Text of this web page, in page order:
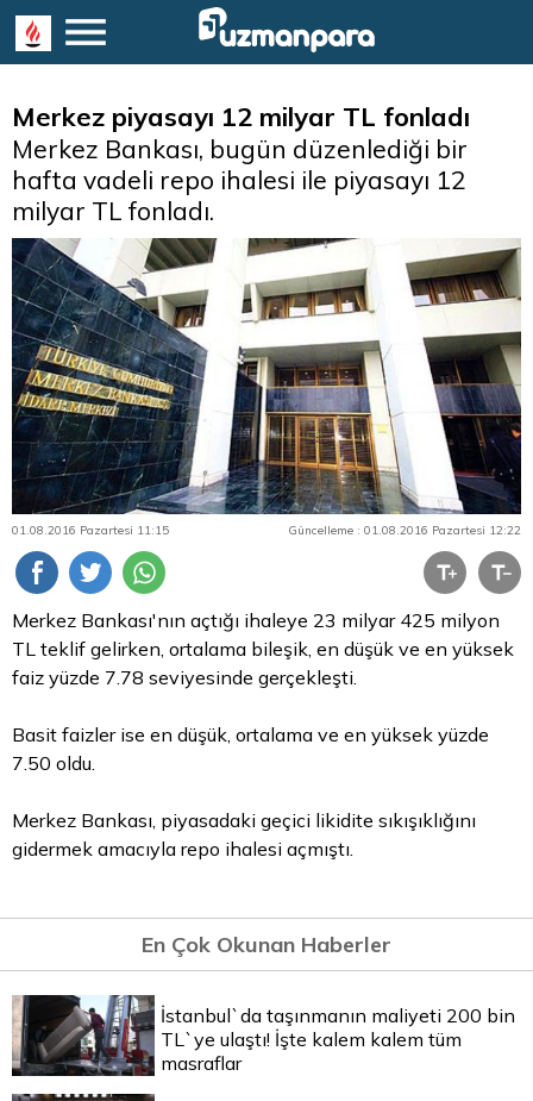
Merkez piyasayı 12 milyar TL fonladı
Merkez Bankası, bugün düzenlediği bir
hafta vadeli repo ihalesi ile piyasayı 12
milyar TL fonladı.
01.08.2016 Pazartesi 11:15 Güncelleme : 01.08.2016 Pazartesi 12:22
Merkez Bankası'nın açtığı ihaleye 23 milyar 425 milyon
TL teklif gelirken, ortalama bileşik, en düşük ve en yüksek
faiz yüzde 7.78 seviyesinde gerçekleşti.
Basit faizler ise en düşük, ortalama ve en yüksek yüzde
7.50 oldu.
Merkez Bankası, piyasadaki geçici likidite sıkışıklığını
gidermek amacıyla repo ihalesi açmıştı.
En Çok Okunan Haberler
İstanbul`da taşınmanın maliyeti 200 bin
TL`ye ulaştı! İşte kalem kalem tüm
masraflar